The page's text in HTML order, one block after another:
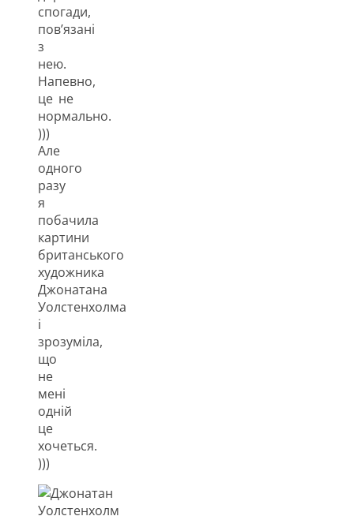
спогади,
пов’язані
з
нею.
Напевно,
це не
нормально.
)))
Але
одного
разу
я
побачила
картини
британського
художника
Джонатана
Уолстенхолма
і
зрозуміла,
що
не
мені
одній
це
хочеться.
)))